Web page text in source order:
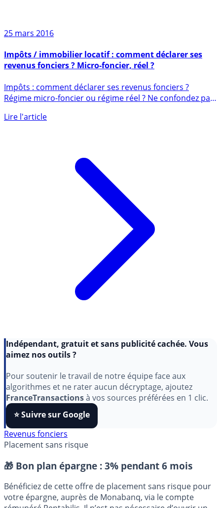
25 mars 2016
revenus fonciers ? Micro-foncier, réel ?
Régime micro-foncier ou régime réel ? Ne confondez pas
aimez nos outils ?
Pour soutenir le travail de notre équipe face aux
algorithmes et ne rater aucun décryptage, ajoutez
FranceTransactionsà vos sources préférées en 1 clic.
⭐️ Suivre sur Google
Placement sans risque
🎁 Bon plan épargne : 3% pendant 6 mois